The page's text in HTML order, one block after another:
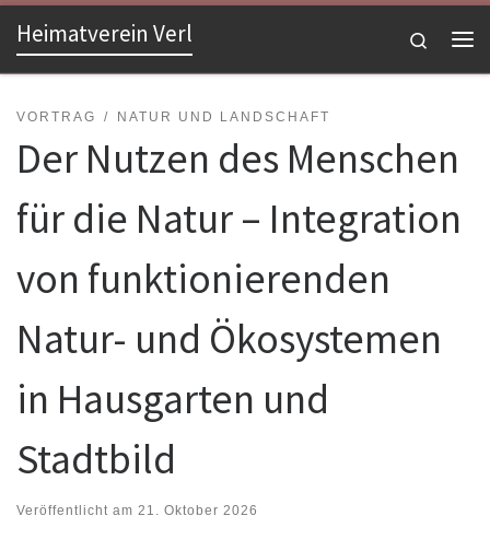
Zum Inhalt springen
Heimatverein Verl
Search
VORTRAG NATUR UND LANDSCHAFT
Der Nutzen des Menschen
für die Natur – Integration
von funktionierenden
Natur- und Ökosystemen
in Hausgarten und
Stadtbild
Veröffentlicht am 21. Oktober 2026